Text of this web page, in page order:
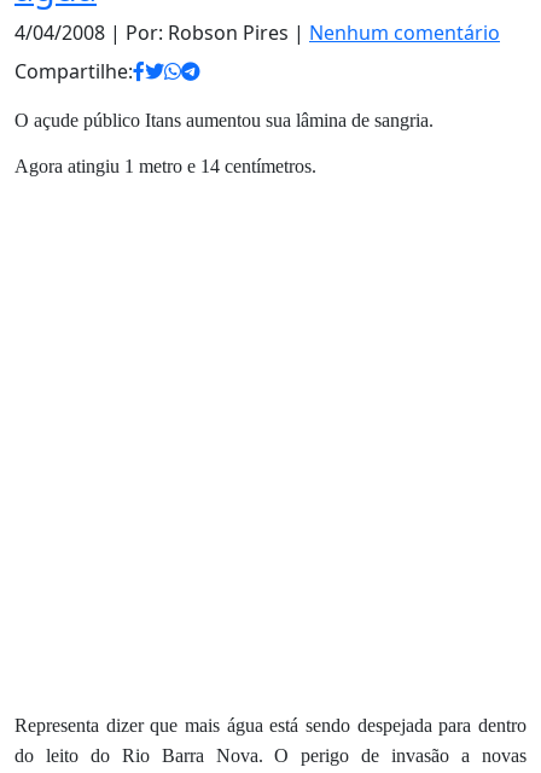
4/04/2008 | Por: Robson Pires | Nenhum comentário
Compartilhe:
O açude público Itans aumentou sua lâmina de sangria.
Agora atingiu 1 metro e 14 centímetros.
Representa dizer que mais água está sendo despejada para dentro
do leito do Rio Barra Nova. O perigo de invasão a novas